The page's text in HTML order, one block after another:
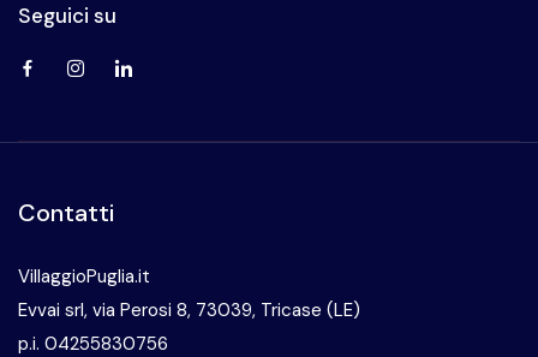
Seguici su
Visita la nostra pagina Facebook
Visita il nostro profilo Instagram
Visita la nostra pagina LinkedIn
Contatti
VillaggioPuglia.it
Evvai srl, via Perosi 8, 73039, Tricase (LE)
p.i. 04255830756